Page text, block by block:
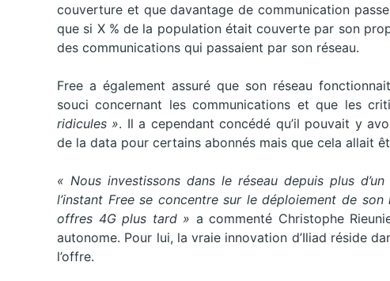
couverture et que davantage de communication
que si X % de la population était couverte par son
des communications qui passaient par son réseau.
Free a également assuré que son réseau
souci concernant les communications et que les
ridicules ». Il a cependant concédé qu’il pouvait y
de la data pour certains abonnés mais que cela allait
« Nous investissons dans le réseau depuis plus
l’instant Free se concentre sur le déploiement de
offres 4G plus tard » a commenté Christophe
autonome. Pour lui, la vraie innovation d’Iliad réside
l’offre.